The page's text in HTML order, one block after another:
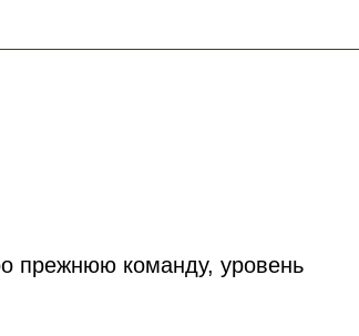
прежнюю команду, уровень